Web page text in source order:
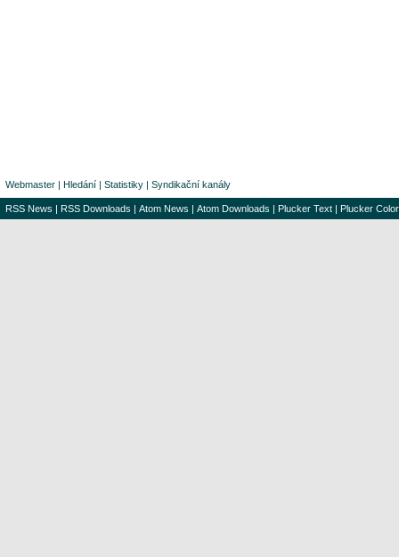
Webmaster | Hledání | Statistiky | Syndikační kanály
RSS News | RSS Downloads | Atom News | Atom Downloads | Plucker Text | Plucker Color